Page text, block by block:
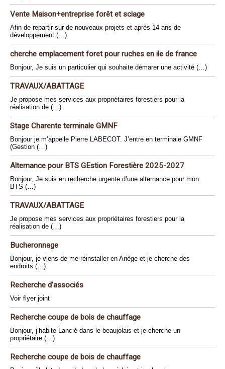
Vente Maison+entreprise forêt et sciage
Afin de repartir sur de nouveaux projets et après 14 ans de
développement (…)
cherche emplacement foret pour ruches en ile de france
Bonjour, Je suis un particulier qui souhaite démarer une activité (…)
TRAVAUX/ABATTAGE
Je propose mes services aux propriétaires forestiers pour la
réalisation de (…)
Stage Charente terminale GMNF
Bonjour je m’appelle Pierre LABECOT. J’entre en terminale GMNF
(Gestion (…)
Alternance pour BTS GEstion Forestière 2025-2027
Bonjour, Je suis en recherche urgente d’une alternance pour mon
BTS (…)
TRAVAUX/ABATTAGE
Je propose mes services aux propriétaires forestiers pour la
réalisation de (…)
Bucheronnage
Bonjour, je viens de me réinstaller en Ariège et je cherche des
endroits (…)
Recherche d’associés
Voir flyer joint
Recherche coupe de bois de chauffage
Bonjour, j’habite Lancié dans le beaujolais et je cherche un
propriétaire (…)
Recherche coupe de bois de chauffage